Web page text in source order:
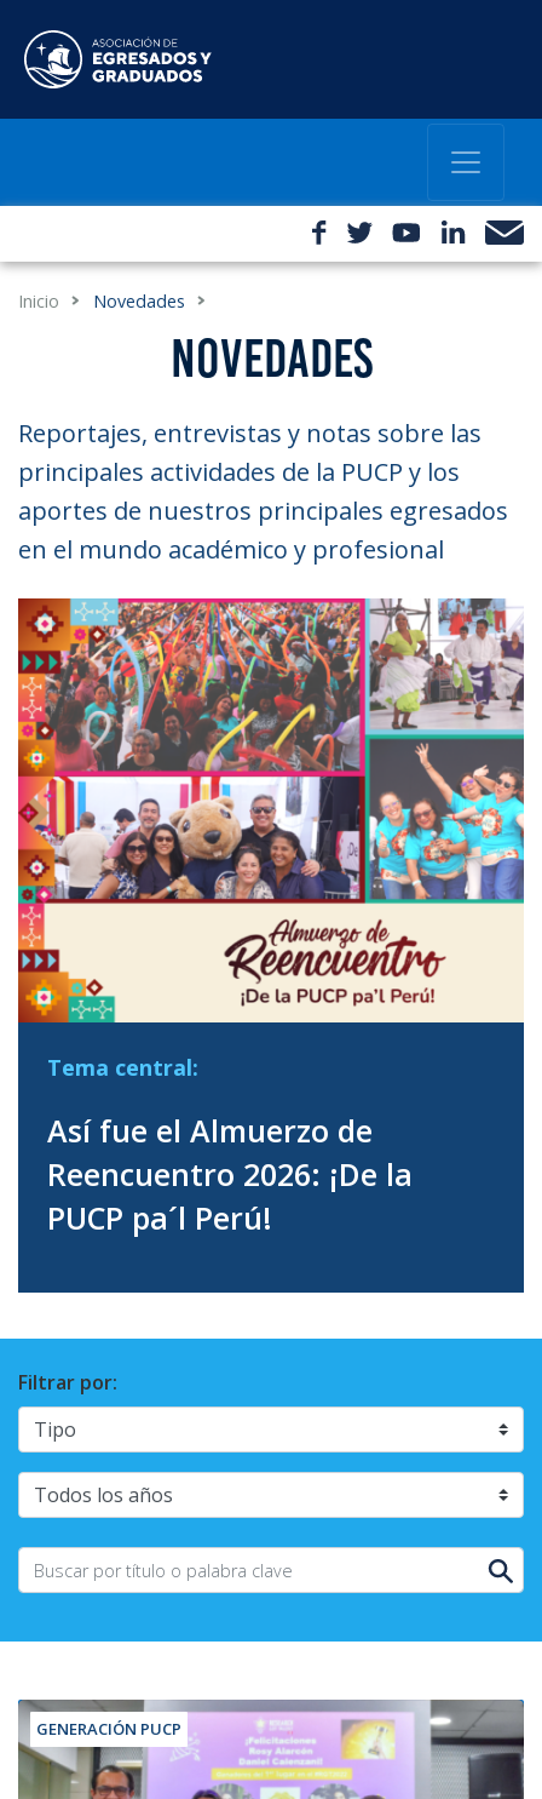
Inicio Novedades
NOVEDADES
Reportajes, entrevistas y notas sobre las
principales actividades de la PUCP y los
aportes de nuestros principales egresados
en el mundo académico y profesional
Tema central:
Así fue el Almuerzo de
Reencuentro 2026: ¡De la
PUCP pa´l Perú!
Filtrar por:
GENERACIÓN PUCP